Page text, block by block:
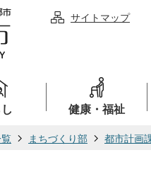
サイトマップ
健康・福祉
まちづくり部 都市計画